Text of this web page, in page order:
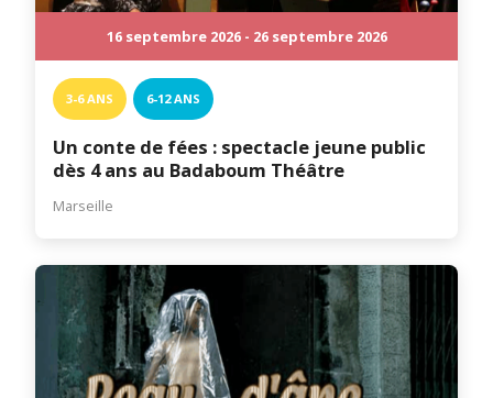
16 septembre 2026 - 26 septembre 2026
3-6 ANS 6-12 ANS
Un conte de fées : spectacle jeune public
dès 4 ans au Badaboum Théâtre
Marseille